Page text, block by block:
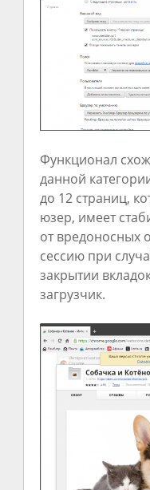
Функционал
данной
до 12 страниц,
юзер, имеет
от вредоносных
сессию при
закрытии
загрузчик.